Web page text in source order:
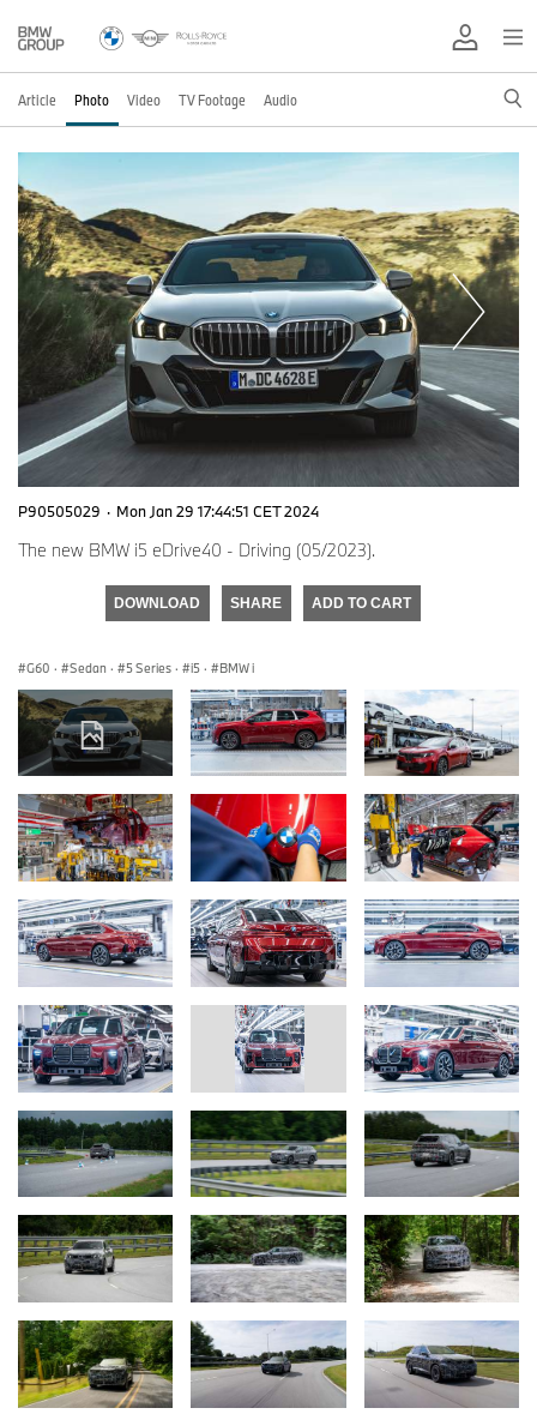
Article Photo Video TV Footage Audio
P90505029 · Mon Jan 29 17:44:51 CET 2024
The new BMW i5 eDrive40 - Driving (05/2023).
DOWNLOAD SHARE ADD TO CART
G60 · Sedan · 5 Series · i5 · BMW i